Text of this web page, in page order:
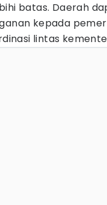
batas. Daerah
kepada
lintas